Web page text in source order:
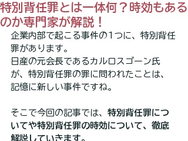
特別背任罪とは一体何？時効もある
のか専門家が解説！
企業内部で起こる事件の1つに、特別背任
罪があります。
日産の元会長であるカルロスゴーン氏
が、特別背任罪の罪に問われたことは、
記憶に新しい事件ですね。
そこで今回の記事では、 特別背任罪につ
いてや特別背任罪の時効について、徹底
解説していきます。